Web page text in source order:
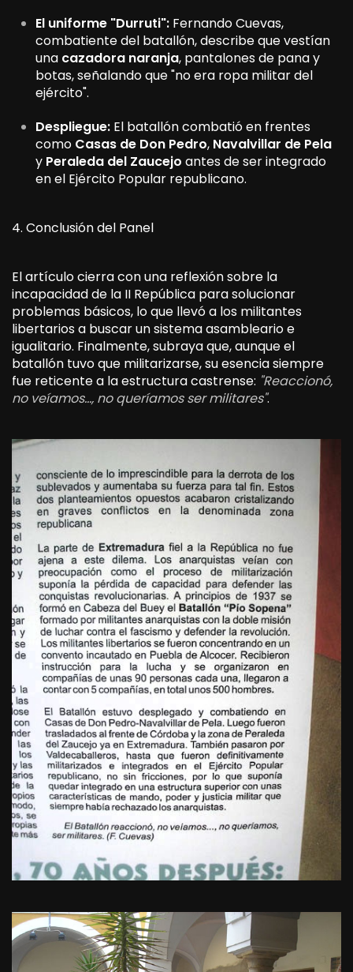
El uniforme "Durruti": Fernando Cuevas,
combatiente del batallón, describe que vestían
una cazadora naranja, pantalones de pana y
botas, señalando que "no era ropa militar del
ejército".
Despliegue: El batallón combatió en frentes
como Casas de Don Pedro, Navalvillar de Pela
y Peraleda del Zaucejo antes de ser integrado
en el Ejército Popular republicano.
4. Conclusión del Panel
El artículo cierra con una reflexión sobre la
incapacidad de la II República para solucionar
problemas básicos, lo que llevó a los militantes
libertarios a buscar un sistema asambleario e
igualitario. Finalmente, subraya que, aunque el
batallón tuvo que militarizarse, su esencia siempre
fue reticente a la estructura castrense: "Reaccionó,
no veíamos…, no queríamos ser militares".